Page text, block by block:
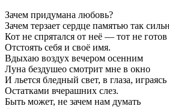
Зачем придумана любовь?
Зачем терзает сердце памятью так
Кот не спрятался от неё — тот не готов
Отстоять себя и своё имя.
Вдыхаю воздух вечером осенним
Луна бездушео смотрит мне в окно
И льется бледный свет, в глаза, играясь
Остатками вчерашних слез.
Быть может, не зачем нам думать